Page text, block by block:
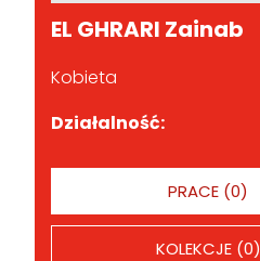
EL GHRARI Zainab
Kobieta
Działalność:
PRACE (0)
KOLEKCJE (0)